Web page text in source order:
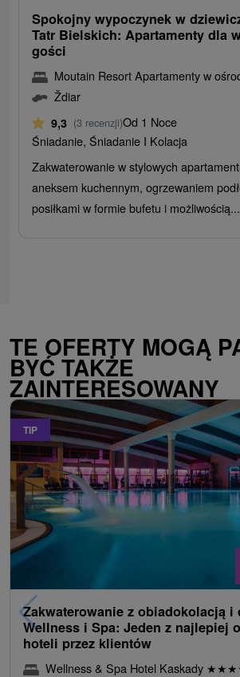
Spokojny wypoczynek w
Tatr Bielskich: Apartamenty dla
gości
Moutain Resort Apartamenty w
Ždiar
9,3 (3 recenzji)Od 1 Noce
Śniadanie, Śniadanie I Kolacja
Zakwaterowanie w stylowych
aneksem kuchennym, ogrzewaniem
posiłkami w formie bufetu i możliwością...
TE OFERTY MOGĄ
BYĆ TAKŻE
ZAINTERESOWANY
TIP
Zakwaterowanie z obiadokolacją i
Wellness i Spa: Jeden z najlepiej
hoteli przez klientów
Wellness & Spa Hotel Kaskady ★★★